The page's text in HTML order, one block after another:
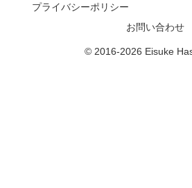
プライバシーポリシー
お問い合わせ
© 2016-2026 Eisuke